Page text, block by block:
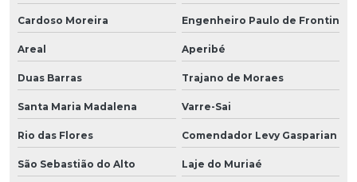
Cardoso Moreira Engenheiro Paulo de Frontin
Areal Aperibé
Duas Barras Trajano de Moraes
Santa Maria Madalena Varre-Sai
Rio das Flores Comendador Levy Gasparian
São Sebastião do Alto Laje do Muriaé